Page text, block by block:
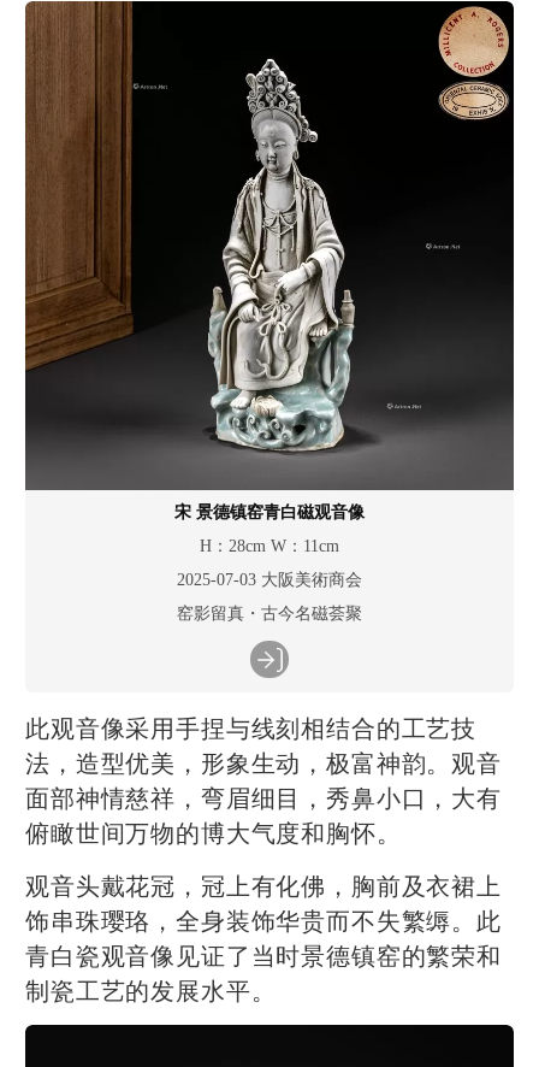
宋 景德镇窑青白磁观音像
H：28cm W：11cm
2025-07-03 大阪美術商会
窑影留真・古今名磁荟聚
此观音像采用手捏与线刻相结合的工艺技
法，造型优美，形象生动，极富神韵。观音
面部神情慈祥，弯眉细目，秀鼻小口，大有
俯瞰世间万物的博大气度和胸怀。
观音头戴花冠，冠上有化佛，胸前及衣裙上
饰串珠璎珞，全身装饰华贵而不失繁缛。此
青白瓷观音像见证了当时景德镇窑的繁荣和
制瓷工艺的发展水平。